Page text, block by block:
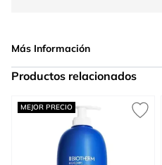
Más Información
Productos relacionados
Press to skip carousel
MEJOR PRECIO